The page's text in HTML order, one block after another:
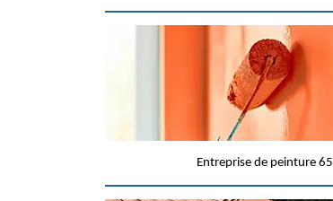
Entreprise de peinture 65